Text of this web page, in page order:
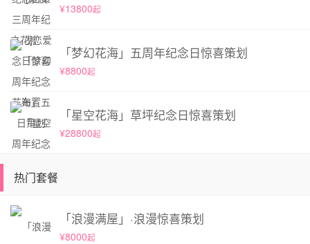
¥13800起
「梦幻花海」五周年纪念日惊喜策划
¥8800起
「星空花海」草坪纪念日惊喜策划
¥28800起
热门套餐
「浪漫满屋」·浪漫惊喜策划
¥8000起